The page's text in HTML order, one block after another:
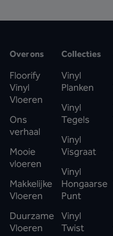
Over ons
Floorify
Vinyl
Vloeren
Ons
verhaal
Mooie
vloeren
Makkelijke
Vloeren
Duurzame
Vloeren
Collecties
Vinyl
Planken
Vinyl
Tegels
Vinyl
Visgraat
Vinyl
Hongaarse
Punt
Vinyl
Twist